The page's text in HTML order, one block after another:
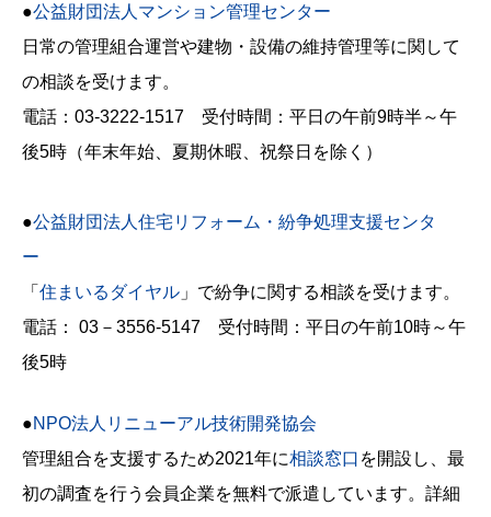
●公益財団法人マンション管理センター
日常の管理組合運営や建物・設備の維持管理等に関して
の相談を受けます。
電話：03-3222-1517 受付時間：平日の午前9時半～午
後5時（年末年始、夏期休暇、祝祭日を除く）
●公益財団法人住宅リフォーム・紛争処理支援センタ
ー
「 住まいるダイヤル 」で紛争に関する相談を受けます。
電話： 03－3556-5147 受付時間：平日の午前10時～午
後5時
●NPO法人リニューアル技術開発協会
管理組合を支援するため2021年に相談窓口 を開設し、最
初の調査を行う会員企業を無料で派遣しています。詳細